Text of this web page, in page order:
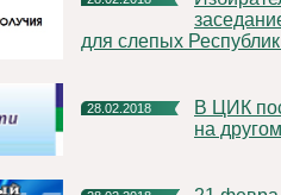
для слепых
28.02.2018
В ЦИК поступило более миллиона заявлений на голосование
на